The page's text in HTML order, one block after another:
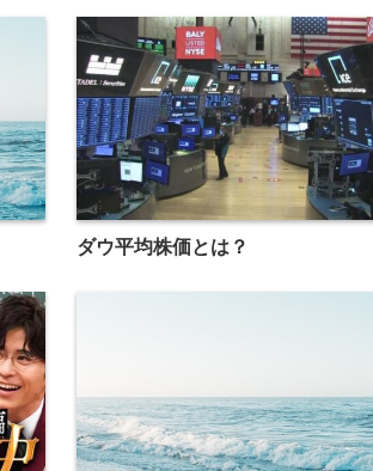
ダウ平均株価とは？